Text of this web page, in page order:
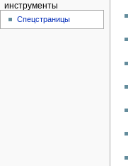
инструменты
Спецстраницы